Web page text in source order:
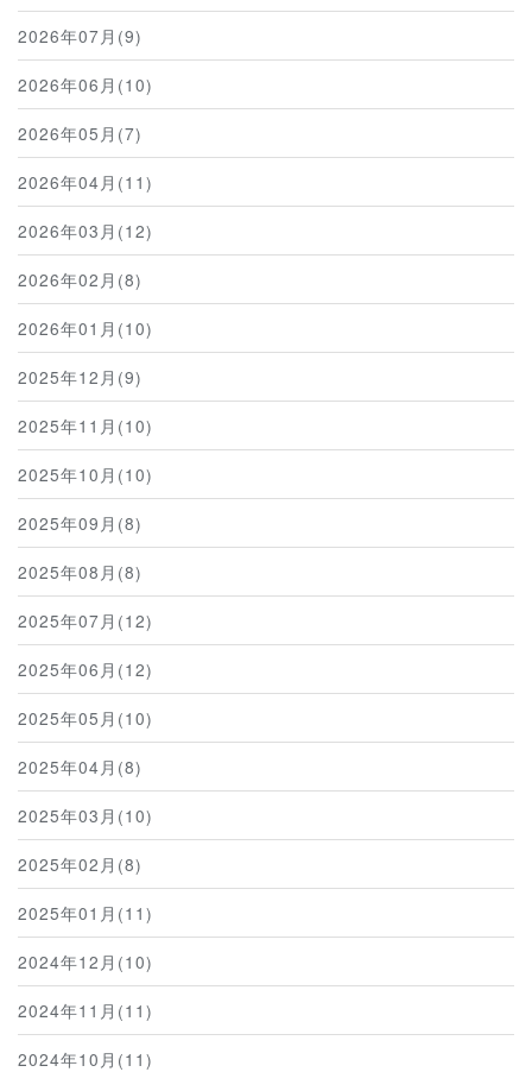
2026年07月(9)
2026年06月(10)
2026年05月(7)
2026年04月(11)
2026年03月(12)
2026年02月(8)
2026年01月(10)
2025年12月(9)
2025年11月(10)
2025年10月(10)
2025年09月(8)
2025年08月(8)
2025年07月(12)
2025年06月(12)
2025年05月(10)
2025年04月(8)
2025年03月(10)
2025年02月(8)
2025年01月(11)
2024年12月(10)
2024年11月(11)
2024年10月(11)